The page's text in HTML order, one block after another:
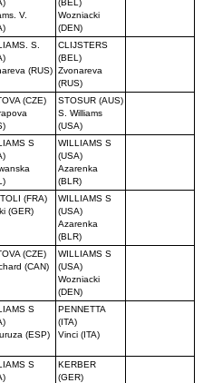
V.
Wozniacki
(DEN)
S.
(RUS)
CLIJSTERS
(BEL)
Zvonareva
(RUS)
(CZE)
STOSUR (AUS)
S. Williams
(USA)
S
WILLIAMS S
(USA)
Azarenka
(BLR)
(FRA)
(GER)
WILLIAMS S
(USA)
Azarenka
(BLR)
(CZE)
(CAN)
WILLIAMS S
(USA)
Wozniacki
(DEN)
S
(ESP)
PENNETTA
(ITA)
Vinci (ITA)
S
KERBER
(GER)